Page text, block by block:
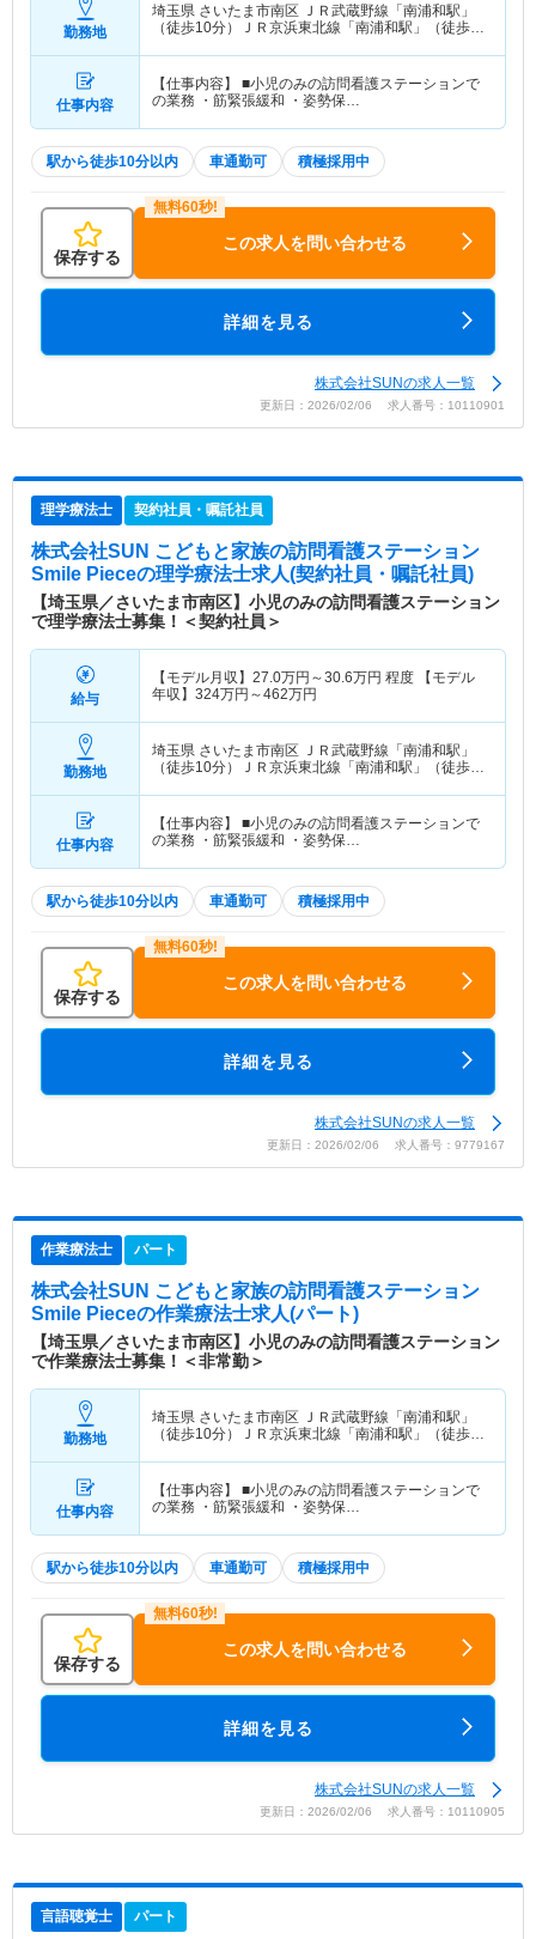
勤務地
埼玉県 さいたま市南区
ＪＲ武蔵野線「南浦和駅」
（徒歩10分）ＪＲ京浜東北線「南浦和駅」（徒歩
仕事内容
【仕事内容】 ■小児のみの訪問看護ステーションで
の業務 ・筋緊張緩和 ・姿勢保…
駅から徒歩10分以内 車通勤可 積極採用中
保存する
この求人を問い合わせる
詳細を見る
株式会社SUNの求人一覧
更新日：2026/02/06 求人番号：10110901
理学療法士 契約社員・嘱託社員
株式会社SUN こどもと家族の訪問看護ステーション
Smile Pieceの理学療法士求人(契約社員・嘱託社員)
【埼玉県／さいたま市南区】小児のみの訪問看護ステーション
で理学療法士募集！＜契約社員＞
給与
【モデル月収】 27.0万円～30.6万円 程度 【モデル
年収】 324万円～462万円
勤務地
埼玉県 さいたま市南区
ＪＲ武蔵野線「南浦和駅」
（徒歩10分）ＪＲ京浜東北線「南浦和駅」（徒歩
仕事内容
【仕事内容】 ■小児のみの訪問看護ステーションで
の業務 ・筋緊張緩和 ・姿勢保…
駅から徒歩10分以内 車通勤可 積極採用中
保存する
この求人を問い合わせる
詳細を見る
株式会社SUNの求人一覧
更新日：2026/02/06 求人番号：9779167
作業療法士 パート
株式会社SUN こどもと家族の訪問看護ステーション
Smile Pieceの作業療法士求人(パート)
【埼玉県／さいたま市南区】小児のみの訪問看護ステーション
で作業療法士募集！＜非常勤＞
勤務地
埼玉県 さいたま市南区
ＪＲ武蔵野線「南浦和駅」
（徒歩10分）ＪＲ京浜東北線「南浦和駅」（徒歩
仕事内容
【仕事内容】 ■小児のみの訪問看護ステーションで
の業務 ・筋緊張緩和 ・姿勢保…
駅から徒歩10分以内 車通勤可 積極採用中
保存する
この求人を問い合わせる
詳細を見る
株式会社SUNの求人一覧
更新日：2026/02/06 求人番号：10110905
言語聴覚士 パート